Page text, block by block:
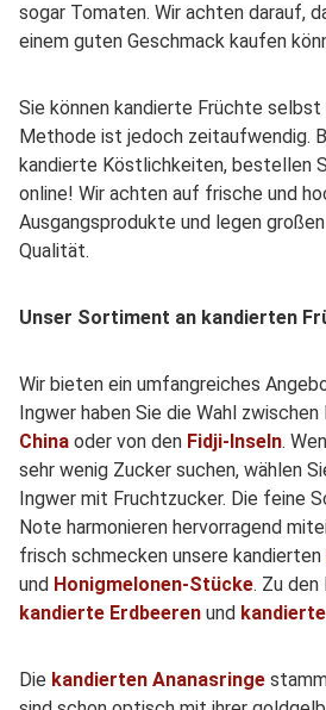
sogar Tomaten. Wir achten darauf,
einem guten Geschmack kaufen
Sie können kandierte Früchte
Methode ist jedoch zeitaufwendig.
kandierte Köstlichkeiten, bestellen
online! Wir achten auf frische und
Ausgangsprodukte und legen
Qualität.
Unser Sortiment an kandierten
Wir bieten ein umfangreiches
Ingwer haben Sie die Wahl zwischen
China oder von den Fidji-Inseln.
sehr wenig Zucker suchen, wählen
Ingwer mit Fruchtzucker. Die feine
Note harmonieren hervorragend
frisch schmecken unsere kandierten
und Honigmelonen-Stücke. Zu den
kandierte Erdbeeren und
Die kandierten Ananasringe